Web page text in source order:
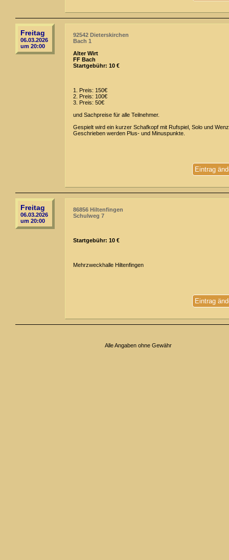
Freitag
06.03.2026
um 20:00
92542 Dieterskirchen
Bach 1
Alter Wirt
FF Bach
Startgebühr: 10 €
1. Preis: 150€
2. Preis: 100€
3. Preis: 50€
und Sachpreise für alle Teilnehmer.
Gespielt wird ein kurzer Schafkopf mit Rufspiel, Solo und
Geschrieben werden Plus- und Minuspunkte.
Eintrag
Freitag
06.03.2026
um 20:00
86856 Hiltenfingen
Schulweg 7
Startgebühr: 10 €
Mehrzweckhalle Hiltenfingen
Eintrag
Alle Angaben ohne Gewähr